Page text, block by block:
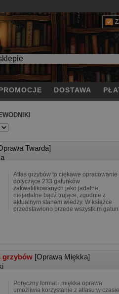
DOSTAWA
Twarda]
Atlas grzybów to ciekawe opracowanie
dotyczące 233 gatunków
zakwalifikowanych jako jadalne,
niejadalne bądź trujące, zgodnie z
aktualnym stanem wiedzy. W książce
przedstawiono przede wszystkim
grzybów [Oprawa Miękka]
Poręczny format i miękka oprawa
umożliwia korzystanie z atlasu w czasie